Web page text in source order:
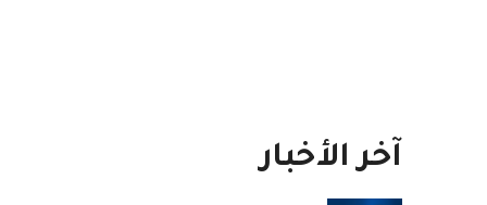
آخر الأخبار